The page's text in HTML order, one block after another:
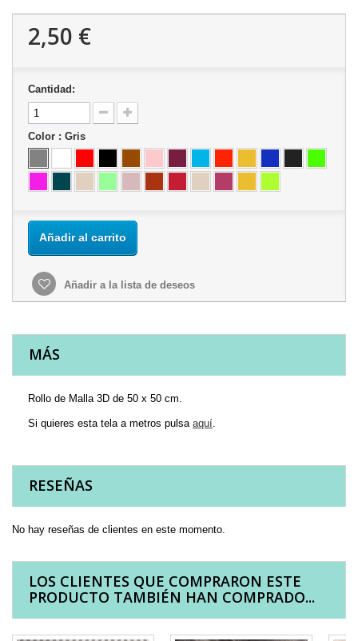
2,50 €
Cantidad:
Color : Gris
Añadir al carrito
Añadir a la lista de deseos
MÁS
Rollo de Malla 3D de 50 x 50 cm.
Si quieres esta tela a metros pulsa aquí.
RESEÑAS
No hay reseñas de clientes en este momento.
LOS CLIENTES QUE COMPRARON ESTE
PRODUCTO TAMBIÉN HAN COMPRADO...